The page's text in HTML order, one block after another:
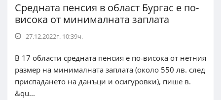
Средната пенсия в област Бургас е по-
висока от минималната заплата
27.12.2022г. 10:39ч.
В 17 области средната пенсия е по-висока от нетния
размер на минималната заплата (около 550 лв. след
приспадането на данъци и осигуровки), пише в.
&qu...